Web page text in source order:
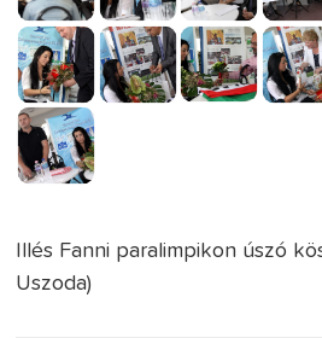
Illés Fanni paralimpikon úszó
Uszoda)